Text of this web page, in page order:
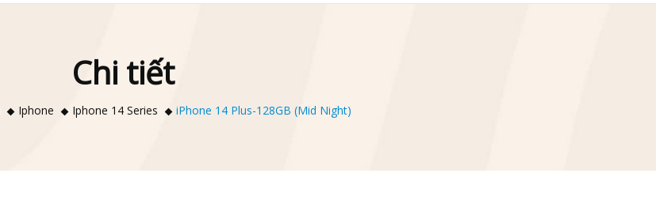
Chi tiết
Iphone Iphone 14 Series iPhone 14 Plus-128GB (Mid Night)